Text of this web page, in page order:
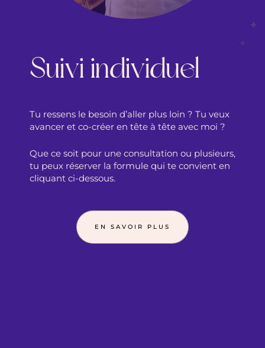
Suivi individuel
Tu ressens le besoin d’aller plus loin ? Tu veux
avancer et co-créer en tête à tête avec moi ?
Que ce soit pour une consultation ou plusieurs,
tu peux réserver la formule qui te convient en
cliquant ci-dessous.
EN SAVOIR PLUS